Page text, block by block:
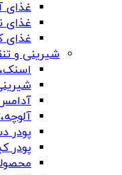
غذای
غذای
غذای
شیرینی و
پودر
پودر